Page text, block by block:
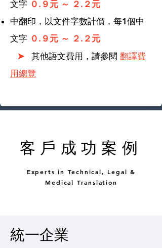
文字 ０.９元 ～ ２.２元
中翻印，以文件字數計價，每1個中
文字 ０.９元 ～ ２.２元
➤其他語文費用，請參閱翻譯費
用總覽
客戶成功案例
Experts in Technical, Legal &
Medical Translation
統一企業